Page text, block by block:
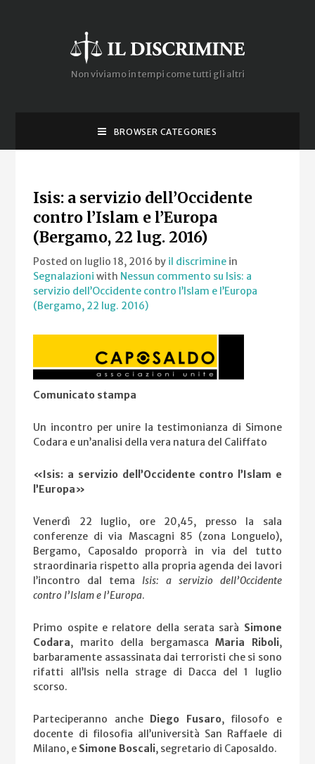
Non viviamo in tempi come tutti gli altri
BROWSER CATEGORIES
Isis: a servizio dell’Occidente
contro l’Islam e l’Europa
(Bergamo, 22 lug. 2016)
Posted on luglio 18, 2016 by il discrimine in
Segnalazioni with Nessun commento su Isis: a
servizio dell’Occidente contro l’Islam e l’Europa
(Bergamo, 22 lug. 2016)
Comunicato stampa
Un incontro per unire la testimonianza di Simone
Codara e un’analisi della vera natura del Califfato
«Isis: a servizio dell’Occidente contro l’Islam e
l’Europa»
Venerdì 22 luglio, ore 20,45, presso la sala
conferenze di via Mascagni 85 (zona Longuelo),
Bergamo, Caposaldo proporrà in via del tutto
straordinaria rispetto alla propria agenda dei lavori
l’incontro dal tema Isis: a servizio dell’Occidente
contro l’Islam e l’Europa.
Primo ospite e relatore della serata sarà Simone
Codara, marito della bergamascaMaria Riboli,
barbaramente assassinata dai terroristi che si sono
rifatti all’Isis nella strage di Dacca del 1 luglio
scorso.
Parteciperanno anche Diego Fusaro, filosofo e
docente di filosofia all’università San Raffaele di
Milano, e Simone Boscali, segretario di Caposaldo.